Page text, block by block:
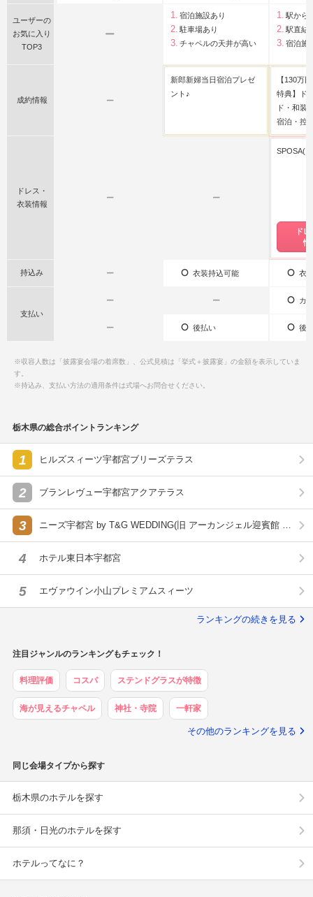
ユーザーの
お気に入り
TOP3
ー
宿泊施設あり
駐車場あり
チャペルの天井が高い
駅から
駅直結
宿泊施
成約情報 ー
新郎新婦当日宿泊プレゼ
ント♪
【130万
特典】ド
ド・和装
宿泊・控
ドレス・
衣装情報
ー ー
SPOSA(
ド
情
持込み ー 衣装持込可能 衣
支払い
ー ー カ
ー 後払い 後
※収容人数は「披露宴会場の着席数」、公式見積は「挙式＋披露宴」の金額を表示していま
す。
※持込み、支払い方法の適用条件は式場へお問合せください。
栃木県の総合ポイントランキング
1 ヒルズスィーツ宇都宮ブリーズテラス
2 ブランレヴュー宇都宮アクアテラス
3
ニーズ宇都宮 by T&G WEDDING(旧 アーカンジェル迎賓館 宇
4 ホテル東日本宇都宮
5 エヴァウイン小山プレミアムスィーツ
ランキングの続きを見る
注目ジャンルのランキングもチェック！
料理評価 コスパ ステンドグラスが特徴
海が見えるチャペル 神社・寺院 一軒家
その他のランキングを見る
同じ会場タイプから探す
栃木県のホテルを探す
那須・日光のホテルを探す
ホテルってなに？